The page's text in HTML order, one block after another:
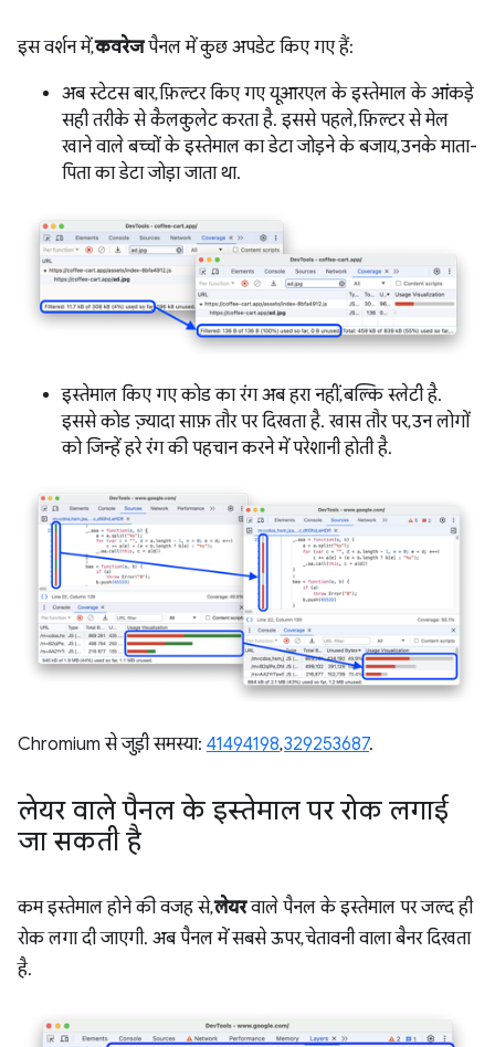
इस वर्शन में,कवरेजपैनल में कुछ अपडेट किए गए हैं:
अब स्टेटस बार, फ़िल्टर किए गए यूआरएल के इस्तेमाल के आंकड़े
सही तरीके से कैलकुलेट करता है. इससे पहले, फ़िल्टर से मेल
खाने वाले बच्चों के इस्तेमाल का डेटा जोड़ने के बजाय, उनके माता-
पिता का डेटा जोड़ा जाता था.
इस्तेमाल किए गए कोड का रंग अब हरा नहीं, बल्कि स्लेटी है.
इससे कोड ज़्यादा साफ़ तौर पर दिखता है. खास तौर पर, उन लोगों
को जिन्हें हरे रंग की पहचान करने में परेशानी होती है.
Chromium से जुड़ी समस्या: 41494198,329253687.
लेयर वाले पैनल के इस्तेमाल पर रोक लगाई
जा सकती है
कम इस्तेमाल होने की वजह से,लेयरवाले पैनल के इस्तेमाल पर जल्द ही
रोक लगा दी जाएगी. अब पैनल में सबसे ऊपर, चेतावनी वाला बैनर दिखता
है.